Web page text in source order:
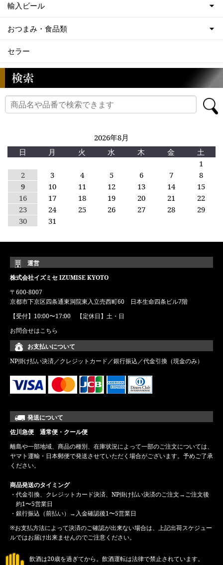
輸入ビール
おつまみ・食品類
セラー
2026年8月
日
月 火 水 木 金
土
1
2
3 4 5 6 7
8
9
10 11 12 13 14
15
16
17 18 19 20 21
22
23
24 25 26 27 28
29
30
31
運営
株式会社イズミセ IZUMISE KYOTO
〒600-8007
京都市下京区四条通東洞院東入立売西町60 日本生命四条ビル7階
【受付】10:00〜17:00 【定休日】土・日
お問合せはこちら
お支払いについて
NP掛け払い決済／クレジットカード／銀行振込／代金引換（現金のみ）
発送について
佐川急便 通常便・クール便
離島や一部地域、商品の種別、在庫状況によって一部のご注文については、
ヤマト運輸・日本郵便で発送させていただく場合がございます。予めご了承
ください。
商品発送のタイミング
・代金引換、クレジットカード決済、NP掛け払い決済のご注文→ご注文後
約1〜5営業日
・銀行振込（前払い）→入金確認後1〜5営業日
※お支払方法によって決済のご確認が出来ない場合は、上記出荷スケジュー
ルではお届け出来ませんのでご注意ください。
飲酒は20歳を過ぎてから。飲酒運転は法律で禁止されています。